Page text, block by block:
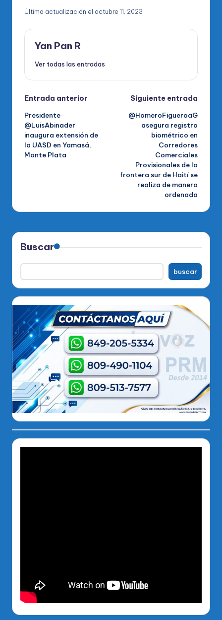
Última actualización el octubre 11, 2023
Yan Pan R
Ver todas las entradas
Navegación
de
entradas
Entrada anterior
Presidente
@LuisAbinader
inaugura extensión de
la UASD en Yamasá,
Monte Plata
Siguiente entrada
@HomeroFigueroaG
asegura registro
biométrico en
Corredores
Comerciales
Provisionales de la
frontera sur de Haití se
realiza de manera
ordenada
Buscar
buscar